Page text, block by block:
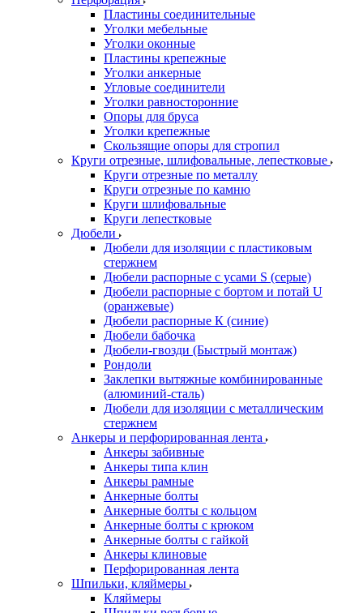
Пластины соединительные
Уголки мебельные
Уголки оконные
Пластины крепежные
Уголки анкерные
Угловые соединители
Уголки равносторонние
Опоры для бруса
Уголки крепежные
Скользящие опоры для стропил
Круги отрезные, шлифовальные, лепестковые
Круги отрезные по металлу
Круги отрезные по камню
Круги шлифовальные
Круги лепестковые
Дюбели
Дюбели для изоляции с пластиковым
стержнем
Дюбели распорные с усами S (серые)
Дюбели распорные c бортом и потай U
(оранжевые)
Дюбели распорные К (синие)
Дюбели бабочка
Дюбели-гвозди (Быстрый монтаж)
Рондоли
Заклепки вытяжные комбинированные
(алюминий-сталь)
Дюбели для изоляции с металлическим
стержнем
Анкеры и перфорированная лента
Анкеры забивные
Анкеры типа клин
Анкеры рамные
Анкерные болты
Анкерные болты с кольцом
Анкерные болты с крюком
Анкерные болты с гайкой
Анкеры клиновые
Перфорированная лента
Шпильки, кляймеры
Кляймеры